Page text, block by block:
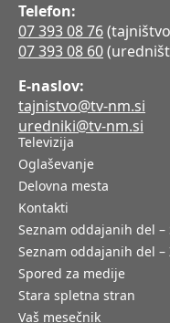
Telefon:
07 393 08 76
07 393 08 60
E-naslov:
tajnistvo@tv-nm.si
uredniki@tv-nm.si
Televizija
Oglaševanje
Delovna mesta
Kontakti
Seznam oddajanih del –
Seznam oddajanih del –
Spored za medije
Stara spletna stran
Vaš mesečnik